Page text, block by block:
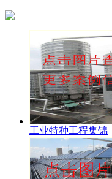
工业特种工程集锦